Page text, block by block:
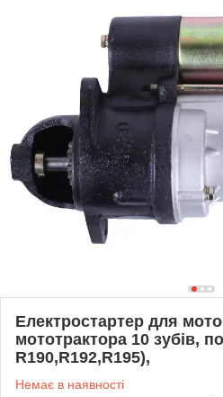
Електростартер для
мототрактора 10 зубів,
R190,R192,R195),
Немає в наявності